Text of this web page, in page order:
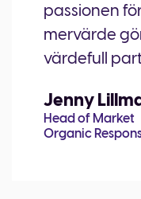
passionen
mervärde
värdefull
Jenny
Head of Market
Organic